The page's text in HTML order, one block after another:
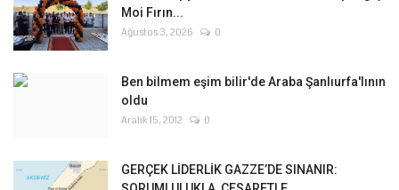
Moi Fırın...
Ağustos 3, 2026 0
Ben bilmem eşim bilir'de Araba Şanlıurfa'lının
oldu
Aralık 15, 2012 0
GERÇEK LİDERLİK GAZZE’DE SINANIR: